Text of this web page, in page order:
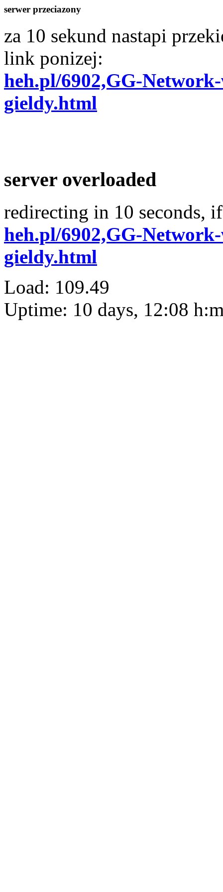
serwer przeciazony
za 10 sekund nastapi
link ponizej:
heh.pl/6902,GG-
gieldy.html
server overloaded
redirecting in 10 seconds,
heh.pl/6902,GG-
gieldy.html
Load: 109.49
Uptime: 10 days, 12:08